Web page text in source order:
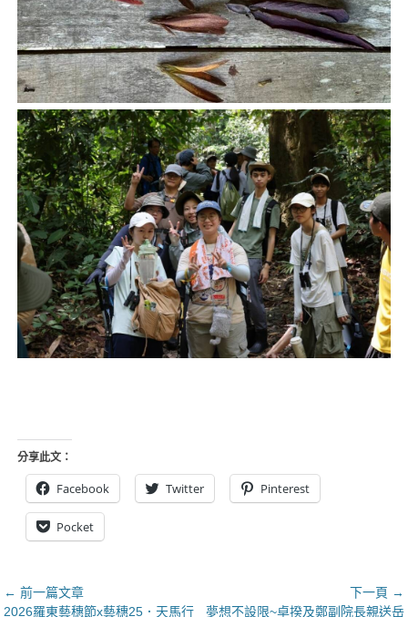
分享此文：
Facebook Twitter Pinterest
Pocket
文
← 前一篇文章
上
2026羅東藝穗節x藝穗25．天馬行
下一頁 →
下
夢想不設限~卓揆及鄭副院長親送岳